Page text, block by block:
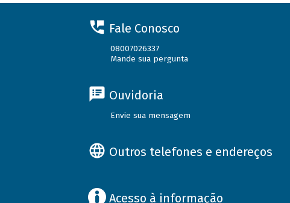
Fale Conosco
08007026337
Mande sua pergunta
Ouvidoria
Envie sua mensagem
Outros telefones e endereços
Acesso à informação